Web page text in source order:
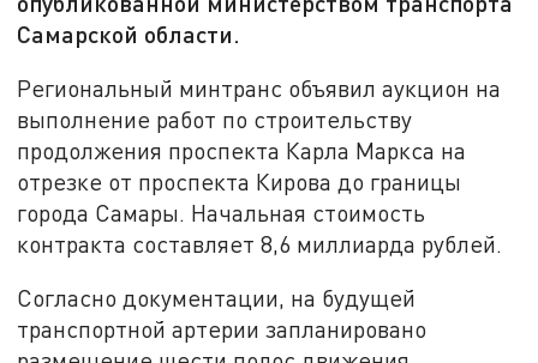
Самарской области.
Региональный минтранс объявил аукцион на
выполнение работ по строительству
продолжения проспекта Карла Маркса на
отрезке от проспекта Кирова до границы
города Самары. Начальная стоимость
контракта составляет 8,6 миллиарда рублей.
Согласно документации, на будущей
транспортной артерии запланировано